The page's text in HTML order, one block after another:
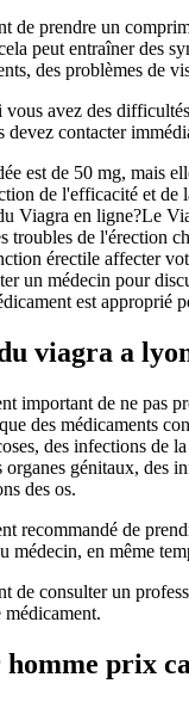
de prendre un
peut entraîner des
des problèmes de
vous avez des
devez contacter
est de 50 mg, mais
de l'efficacité et de
Viagra en ligne?Le
troubles de l'érection
érectile affecter
un médecin pour
est approprié
viagra a
important de ne pas
des médicaments
des infections de
organes génitaux, des
des os.
recommandé de
médecin, en même
de consulter un
médicament.
prix